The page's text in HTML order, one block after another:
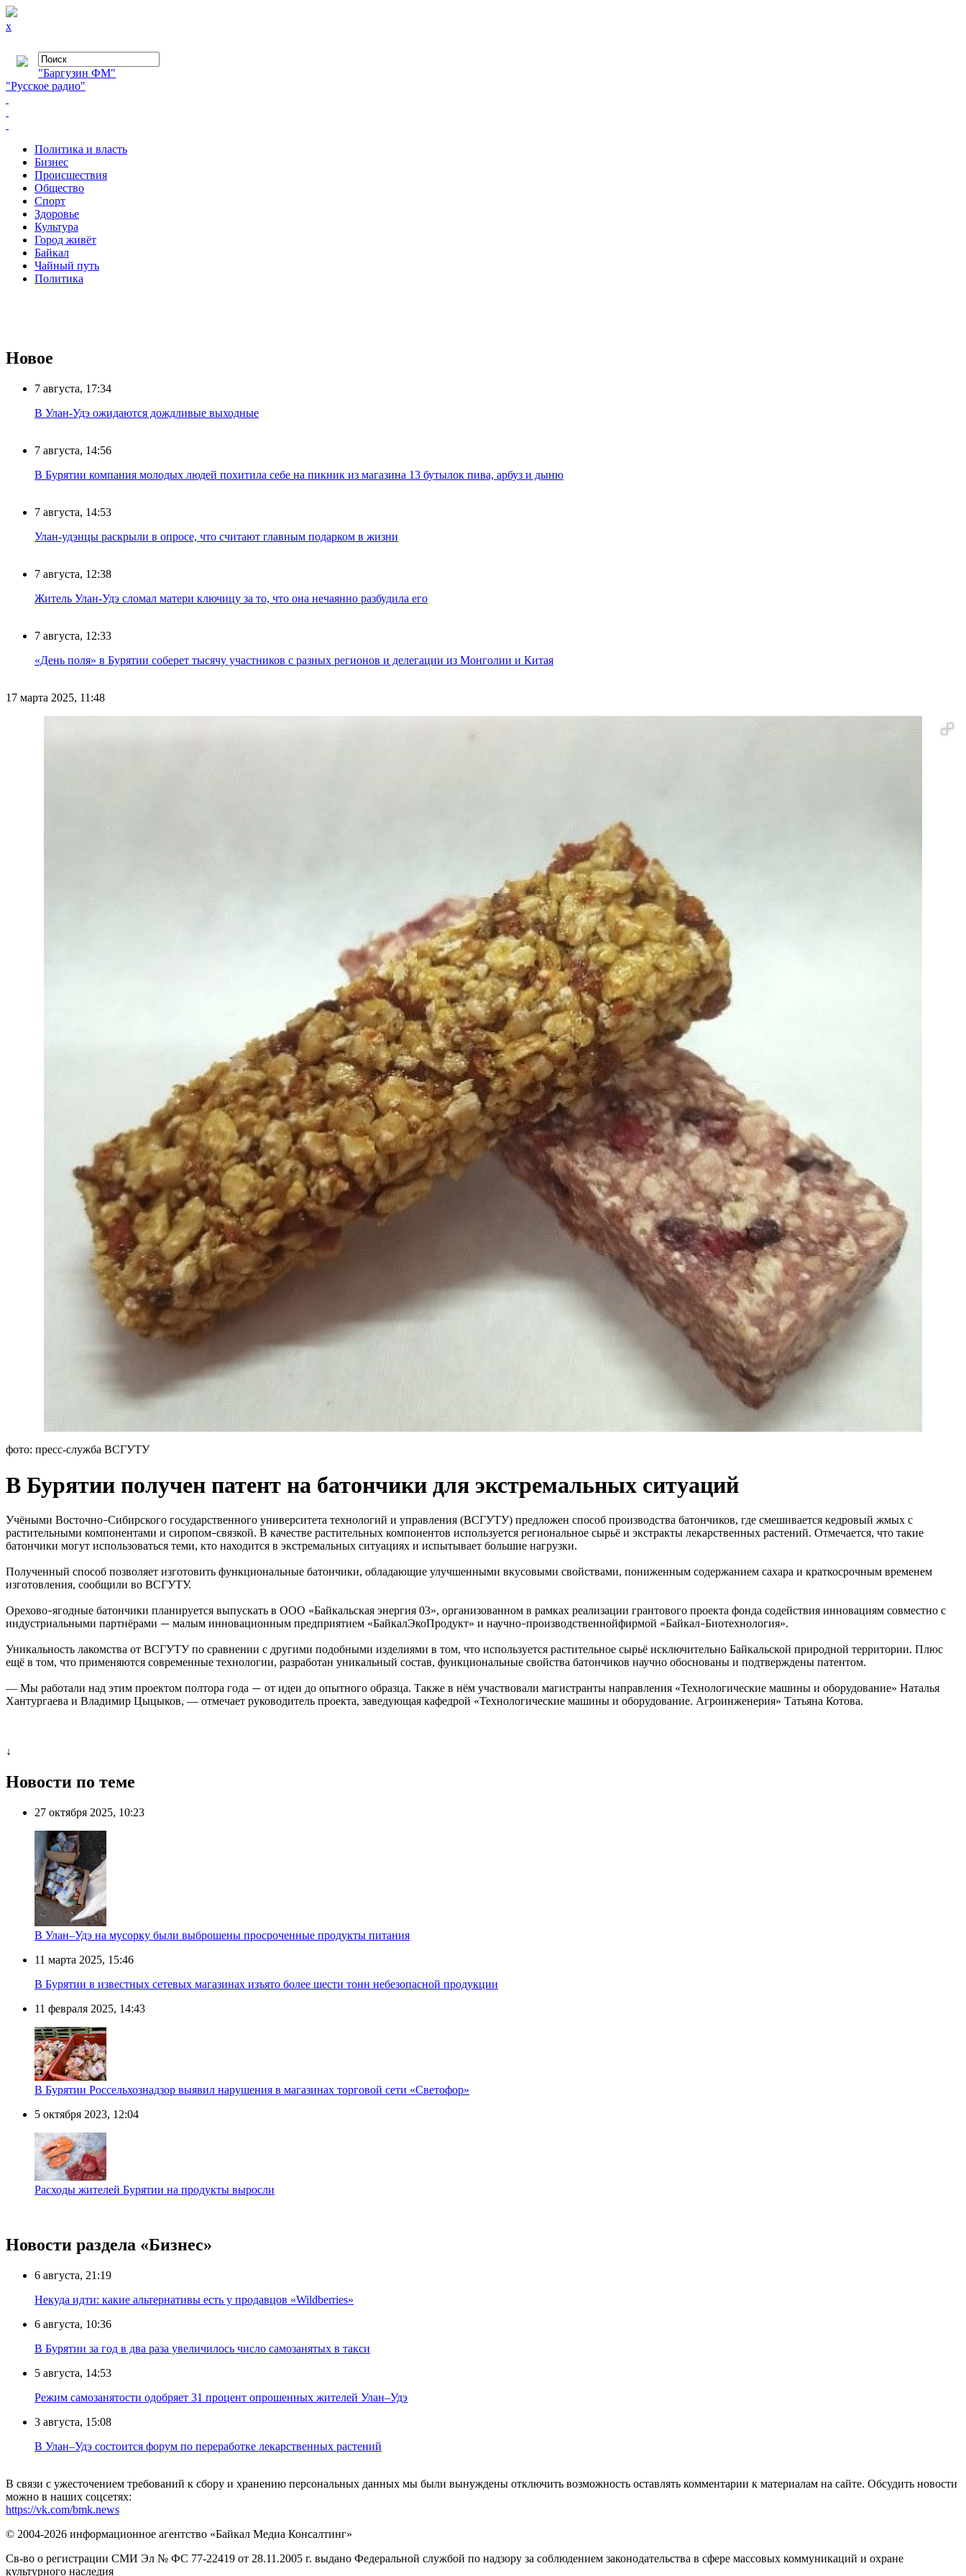
x
"Баргузин ФМ"
"Русское радио"
Политика и власть
Бизнес
Происшествия
Общество
Cпорт
Здоровье
Культура
Город живёт
Байкал
Чайный путь
Политика
Новое
7 августа, 17:34
В Улан-Удэ ожидаются дождливые выходные
7 августа, 14:56
В Бурятии компания молодых людей похитила себе на пикник из магазина 13 бутылок пива, арбуз и дыню
7 августа, 14:53
Улан-удэнцы раскрыли в опросе, что считают главным подарком в жизни
7 августа, 12:38
Житель Улан-Удэ сломал матери ключицу за то, что она нечаянно разбудила его
7 августа, 12:33
«День поля» в Бурятии соберет тысячу участников с разных регионов и делегации из Монголии и Китая
17 марта 2025, 11:48
фото: пресс-служба ВСГУТУ
В Бурятии получен патент на батончики для экстремальных ситуаций
Учёными Восточно–Сибирского государственного университета технологий и управления (ВСГУТУ) предложен способ производства батончиков, где смешивается кедровый жмых с
растительными компонентами и сиропом–связкой. В качестве растительных компонентов используется региональное сырьё и экстракты лекарственных растений. Отмечается, что такие
батончики могут использоваться теми, кто находится в экстремальных ситуациях и испытывает большие нагрузки.
Полученный способ позволяет изготовить функциональные батончики, обладающие улучшенными вкусовыми свойствами, пониженным содержанием сахара и краткосрочным временем
изготовления, сообщили во ВСГУТУ.
Орехово–ягодные батончики планируется выпускать в ООО «Байкальская энергия 03», организованном в рамках реализации грантового проекта фонда содействия инновациям совместно с
индустриальными партнёрами — малым инновационным предприятием «БайкалЭкоПродукт» и научно–производственнойфирмой «Байкал–Биотехнология».
Уникальность лакомства от ВСГУТУ по сравнении с другими подобными изделиями в том, что используется растительное сырьё исключительно Байкальской природной территории. Плюс
ещё в том, что применяются современные технологии, разработан уникальный состав, функциональные свойства батончиков научно обоснованы и подтверждены патентом.
— Мы работали над этим проектом полтора года — от идеи до опытного образца. Также в нём участвовали магистранты направления «Технологические машины и оборудование» Наталья
Хантургаева и Владимир Цыцыков, — отмечает руководитель проекта, заведующая кафедрой «Технологические машины и оборудование. Агроинженерия» Татьяна Котова.
↓
Новости по теме
27 октября 2025, 10:23
В Улан–Удэ на мусорку были выброшены просроченные продукты питания
11 марта 2025, 15:46
В Бурятии в известных сетевых магазинах изъято более шести тонн небезопасной продукции
11 февраля 2025, 14:43
В Бурятии Россельхознадзор выявил нарушения в магазинах торговой сети «Светофор»
5 октября 2023, 12:04
Расходы жителей Бурятии на продукты выросли
Новости раздела «Бизнес»
6 августа, 21:19
Некуда идти: какие альтернативы есть у продавцов «Wildberries»
6 августа, 10:36
В Бурятии за год в два раза увеличилось число самозанятых в такси
5 августа, 14:53
Режим самозанятости одобряет 31 процент опрошенных жителей Улан–Удэ
3 августа, 15:08
В Улан–Удэ состоится форум по переработке лекарственных растений
В связи с ужесточением требований к сбору и хранению персональных данных мы были вынуждены отключить возможность оставлять комментарии к материалам на сайте. Обсудить новости
можно в наших соцсетях:
https://vk.com/bmk.news
© 2004-2026 информационное агентство «Байкал Медиа Консалтинг»
Св-во о регистрации СМИ Эл № ФС 77-22419 от 28.11.2005 г. выдано Федеральной службой по надзору за соблюдением законодательства в сфере массовых коммуникаций и охране
культурного наследия